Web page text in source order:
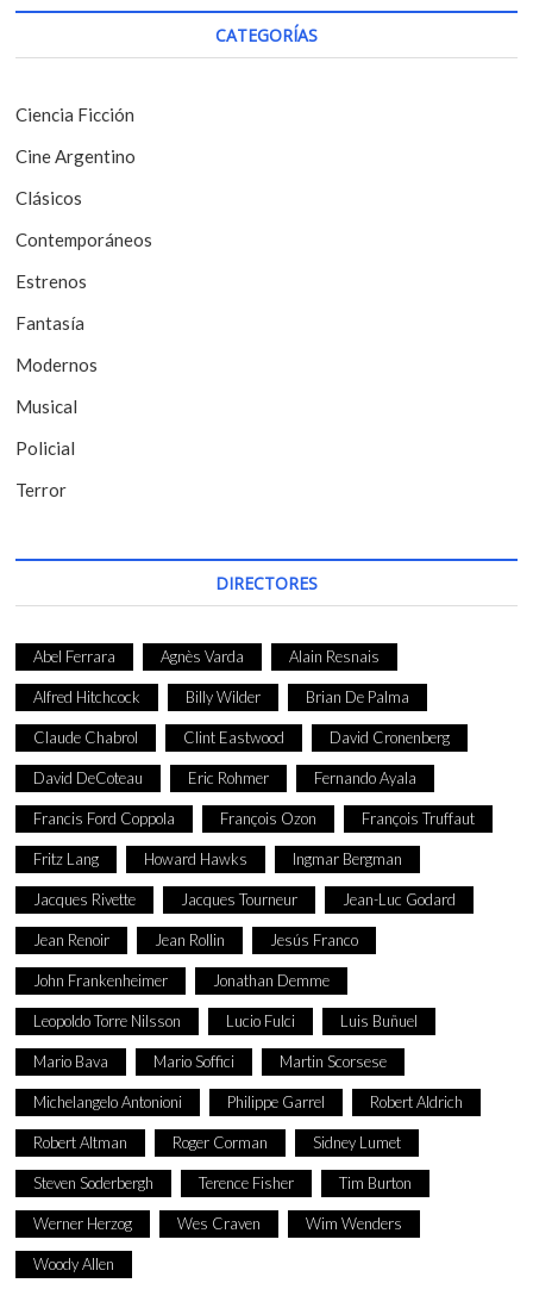
i
ó
n
e
e
n
t
r
a
d
a
s
s
:
CATEGORÍAS
Ciencia Ficción
Cine Argentino
Clásicos
Contemporáneos
Estrenos
Fantasía
Modernos
Musical
Policial
Terror
DIRECTORES
Abel Ferrara Agnès Varda Alain Resnais
Alfred Hitchcock Billy Wilder Brian De Palma
Claude Chabrol Clint Eastwood David Cronenberg
David DeCoteau Eric Rohmer Fernando Ayala
Francis Ford Coppola François Ozon François Truffaut
Fritz Lang Howard Hawks Ingmar Bergman
Jacques Rivette Jacques Tourneur Jean-Luc Godard
Jean Renoir Jean Rollin Jesús Franco
John Frankenheimer Jonathan Demme
Leopoldo Torre Nilsson Lucio Fulci Luis Buñuel
Mario Bava Mario Soffici Martin Scorsese
Michelangelo Antonioni Philippe Garrel Robert Aldrich
Robert Altman Roger Corman Sidney Lumet
Steven Soderbergh Terence Fisher Tim Burton
Werner Herzog Wes Craven Wim Wenders
Woody Allen